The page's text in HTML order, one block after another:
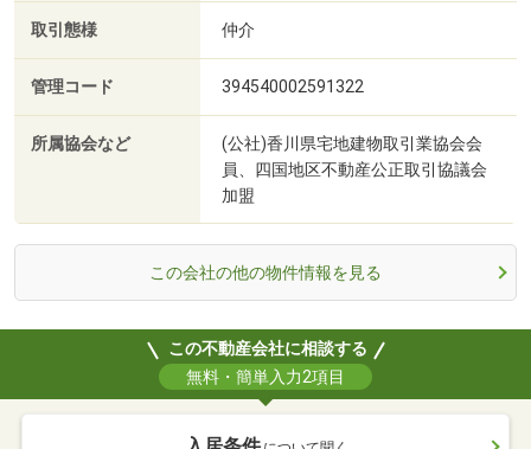
取引態様 仲介
管理コード 394540002591322
所属協会など
(公社)香川県宅地建物取引業協会会
員、四国地区不動産公正取引協議会
加盟
この会社の他の物件情報を見る
この不動産会社に相談する
無料・簡単入力2項目